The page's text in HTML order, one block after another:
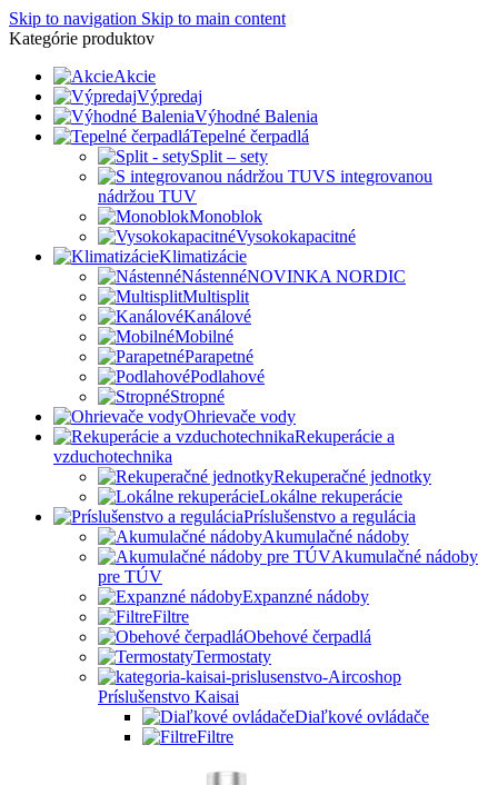
Skip to navigation Skip to main content
Kategórie produktov
Akcie
Výpredaj
Výhodné Balenia
Tepelné čerpadlá
Split – sety
S integrovanou
nádržou TUV
Monoblok
Vysokokapacitné
Klimatizácie
NástennéNOVINKA NORDIC
Multisplit
Kanálové
Mobilné
Parapetné
Podlahové
Stropné
Ohrievače vody
Rekuperácie a
vzduchotechnika
Rekuperačné jednotky
Lokálne rekuperácie
Príslušenstvo a regulácia
Akumulačné nádoby
Akumulačné nádoby
pre TÚV
Expanzné nádoby
Filtre
Obehové čerpadlá
Termostaty
Príslušenstvo Kaisai
Diaľkové ovládače
Filtre